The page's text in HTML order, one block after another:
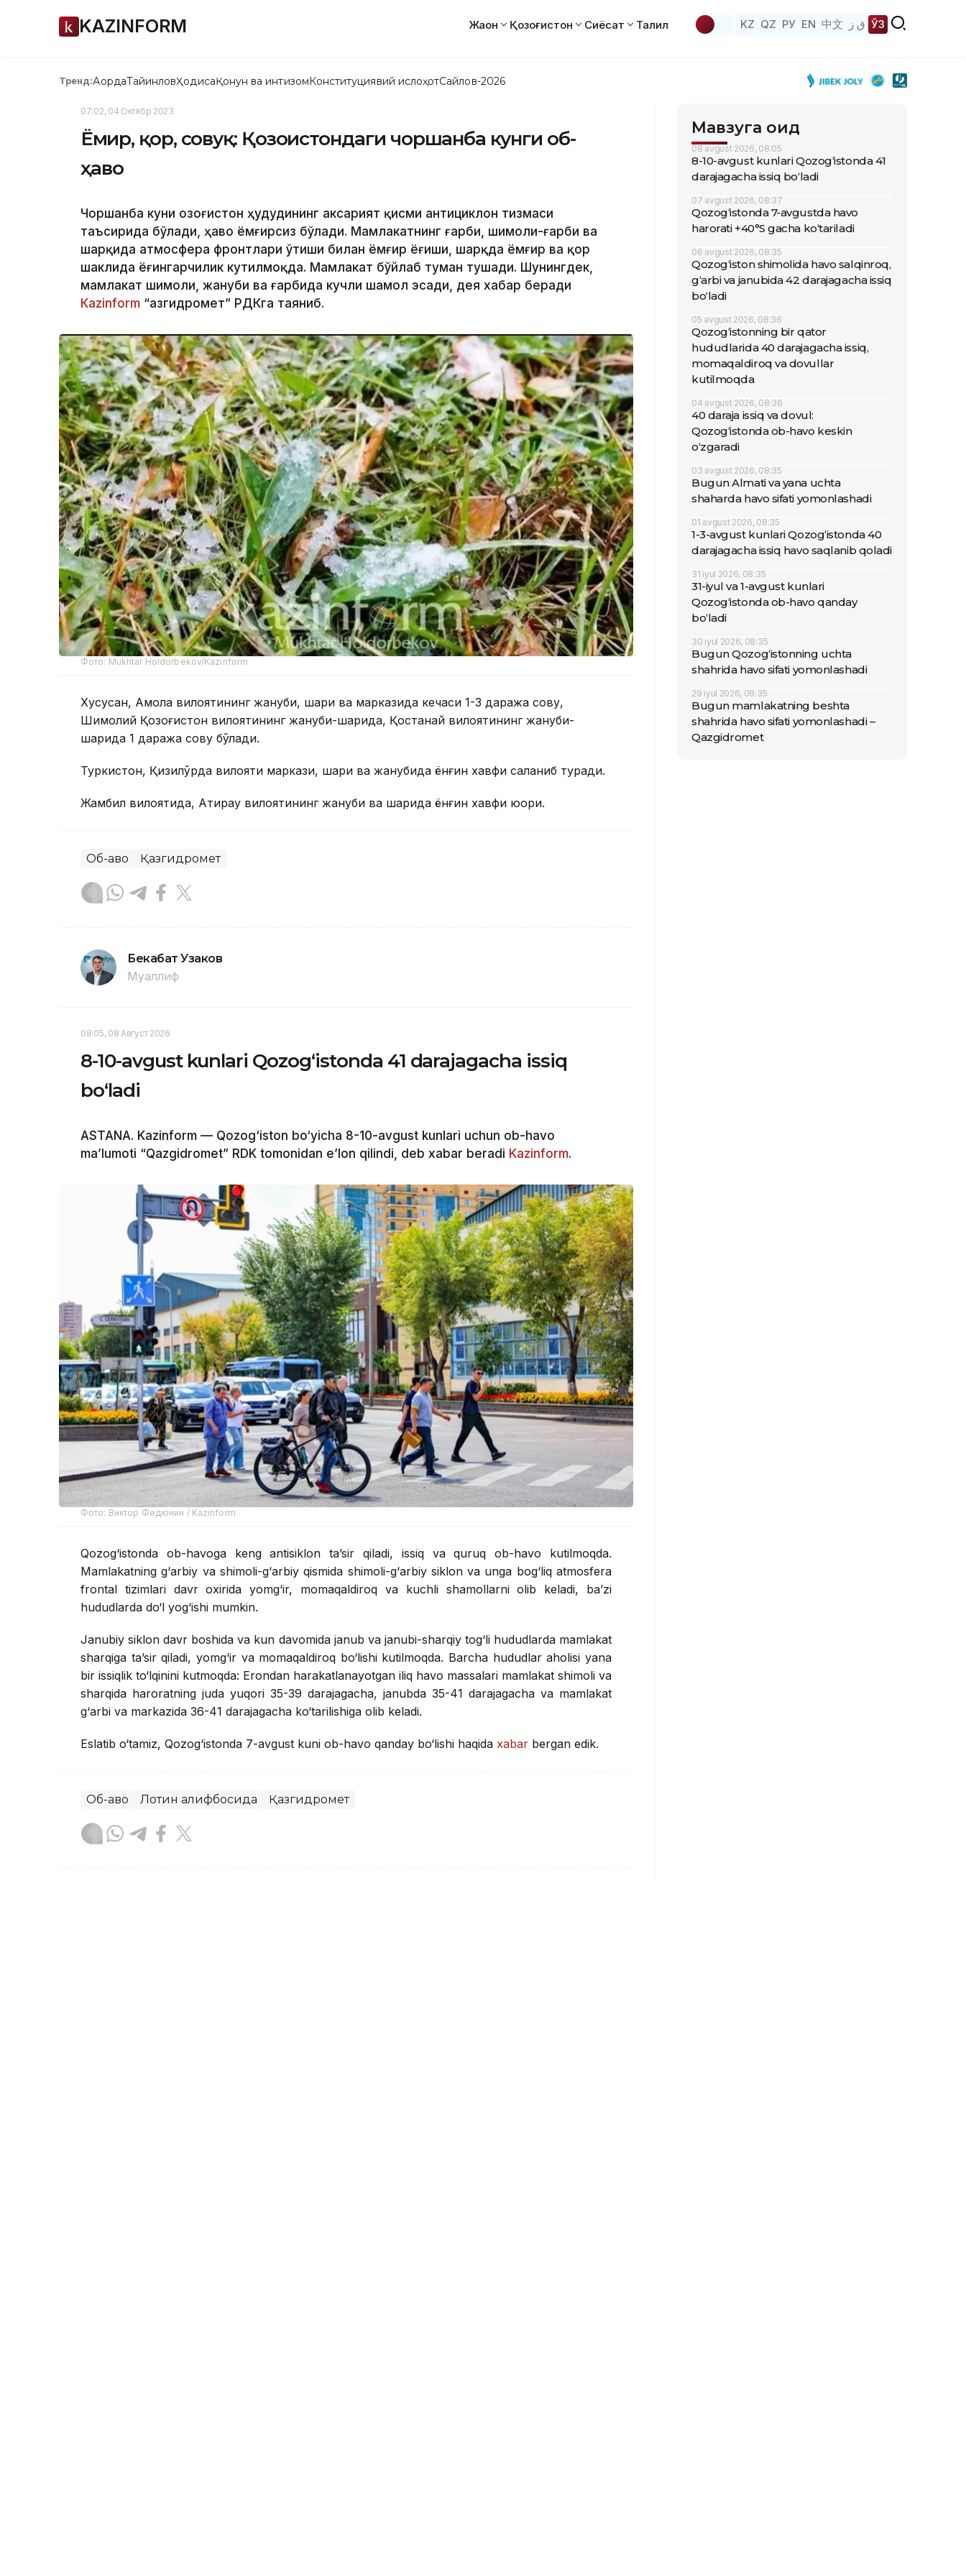
KAZINFORM Жаҳон Қозоғистон Сиёсат Таҳлил KZ QZ РУ EN 中文 ق ز ЎЗ
Тренд:АқордаТайинловҲодисаҚонун ва интизомКонституциявий ислоҳотСайлов-2026
07:02, 04 Октябр 2023
Ёмғир, қор, совуқ: Қозоғистондаги чоршанба кунги об-
ҳаво
Чоршанба куни Қозоғистон ҳудудининг аксарият қисми антициклон тизмаси
таъсирида бўлади, ҳаво ёмғирсиз бўлади. Мамлакатнинг ғарби, шимоли-ғарби ва
шарқида атмосфера фронтлари ўтиши билан ёмғир ёғиши, шарқда ёмғир ва қор
шаклида ёғингарчилик кутилмоқда. Мамлакат бўйлаб туман тушади. Шунингдек,
мамлакат шимоли, жануби ва ғарбида кучли шамол эсади, дея хабар беради
Кazinform “Қазгидромет” РДКга таяниб.
Фото: Мukhtar Holdorbekov/Kazinform
Хусусан, Ақмола вилоятининг жануби, шарқи ва марказида кечаси 1-3 даража совуқ,
Шимолий Қозоғистон вилоятининг жануби-шарқида, Қостанай вилоятининг жануби-
шарқида 1 даража совуқ бўлади.
Туркистон, Қизилўрда вилояти маркази, шарқи ва жанубида ёнғин хавфи сақланиб туради.
Жамбил вилоятида, Атирау вилоятининг жануби ва шарқида ёнғин хавфи юқори.
Об-ҳаво Қазгидромет
Бекабат Узаков
Муаллиф
08:05, 08 Август 2026
8-10-avgust kunlari Qozog‘istonda 41 darajagacha issiq
bo‘ladi
ASTANA. Kazinform — Qozog‘iston bo‘yicha 8-10-avgust kunlari uchun ob-havo
ma’lumoti “Qazgidromet” RDK tomonidan e’lon qilindi, deb xabar beradi Kazinform.
Фото: Виктор Федюнин / Kazinform
Qozog‘istonda ob-havoga keng antisiklon ta’sir qiladi, issiq va quruq ob-havo kutilmoqda.
Mamlakatning g‘arbiy va shimoli-g‘arbiy qismida shimoli-g‘arbiy siklon va unga bog‘liq atmosfera
frontal tizimlari davr oxirida yomg‘ir, momaqaldiroq va kuchli shamollarni olib keladi, ba’zi
hududlarda do‘l yog‘ishi mumkin.
Janubiy siklon davr boshida va kun davomida janub va janubi-sharqiy tog‘li hududlarda mamlakat
sharqiga ta’sir qiladi, yomg‘ir va momaqaldiroq bo‘lishi kutilmoqda. Barcha hududlar aholisi yana
bir issiqlik to‘lqinini kutmoqda: Erondan harakatlanayotgan iliq havo massalari mamlakat shimoli va
sharqida haroratning juda yuqori 35-39 darajagacha, janubda 35-41 darajagacha va mamlakat
g‘arbi va markazida 36-41 darajagacha ko‘tarilishiga olib keladi.
Eslatib o‘tamiz, Qozog‘istonda 7-avgust kuni ob-havo qanday bo‘lishi haqida xabar bergan edik.
Об-ҳаво Лотин алифбосида Қазгидромет
Мавзуга оид
08 avgust 2026, 08:05
8-10-avgust kunlari Qozog‘istonda 41
darajagacha issiq bo‘ladi
07 avgust 2026, 08:37
Qozog‘istonda 7-avgustda havo
harorati +40°S gacha ko‘tariladi
06 avgust 2026, 08:35
Qozog‘iston shimolida havo salqinroq,
g‘arbi va janubida 42 darajagacha issiq
bo‘ladi
05 avgust 2026, 08:36
Qozog‘istonning bir qator
hududlarida 40 darajagacha issiq,
momaqaldiroq va dovullar
kutilmoqda
04 avgust 2026, 08:36
40 daraja issiq va dovul:
Qozog‘istonda ob-havo keskin
o‘zgaradi
03 avgust 2026, 08:35
Bugun Almati va yana uchta
shaharda havo sifati yomonlashadi
01 avgust 2026, 08:35
1-3-avgust kunlari Qozog‘istonda 40
darajagacha issiq havo saqlanib qoladi
31 iyul 2026, 08:35
31-iyul va 1-avgust kunlari
Qozog‘istonda ob-havo qanday
bo‘ladi
30 iyul 2026, 08:35
Bugun Qozog‘istonning uchta
shahrida havo sifati yomonlashadi
29 iyul 2026, 08:35
Bugun mamlakatning beshta
shahrida havo sifati yomonlashadi –
Qazgidromet